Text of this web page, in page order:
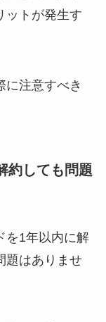
解約方法ま
できない？
る？
ットが発生す
に注意すべき
約しても問題
を1年以内に解
題はありませ